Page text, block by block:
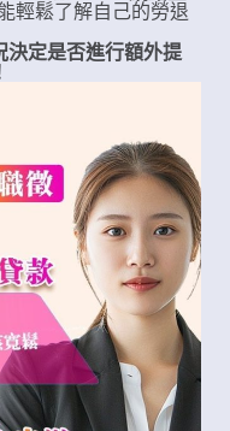
輕鬆了解自己的勞退
決定是否進行額外提